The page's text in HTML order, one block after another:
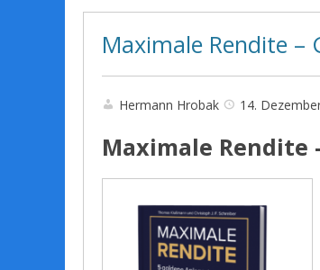
Maximale Rendite –
Hermann Hrobak 14.
Maximale Rendite